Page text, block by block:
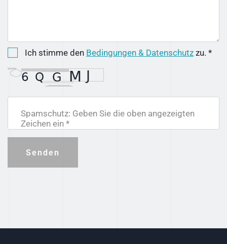
Ich stimme den Bedingungen & Datenschutz zu. *
Spamschutz: Geben Sie die oben angezeigten
Zeichen ein *
Senden